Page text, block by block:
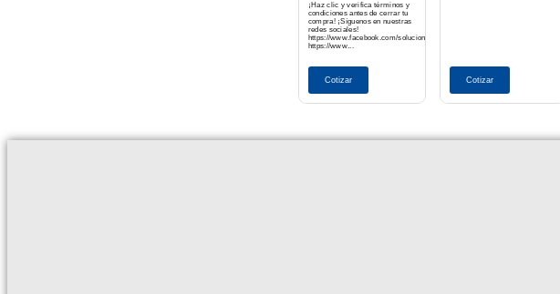
¡Haz clic y verifica términos y
condiciones antes de cerrar tu
compra! ¡Síguenos en nuestras
redes sociales!
https://www.facebook.com/solucionesalamedidadesunecesidad
https://www...
Cotizar Cotizar